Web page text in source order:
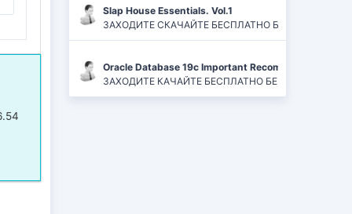
Slap House Essentials. Vol.1
ЗАХОДИТЕ СКАЧАЙТЕ БЕСПЛАТНО БЕЗ
Oracle Database 19c Important Recommended One-
ЗАХОДИТЕ КАЧАЙТЕ БЕСПЛАТНО БЕЗ РЕГИСТРАЦИЙ